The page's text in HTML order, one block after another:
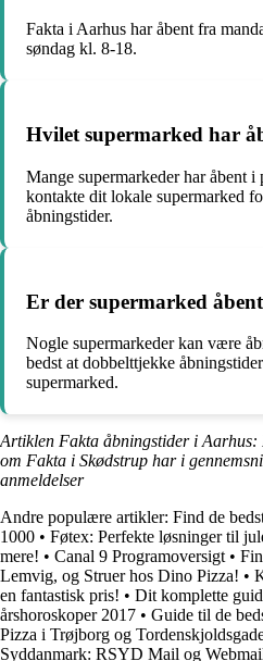
Fakta i Aarhus har åbent fra
søndag kl. 8-18.
Hvilet supermarked har
Mange supermarkeder har åbent i
kontakte dit lokale supermarked
åbningstider.
Er der supermarked
Nogle supermarkeder kan være
bedst at dobbelttjekke
supermarked.
Artiklen Fakta åbningstider i
om Fakta i Skødstrup har i
anmeldelser
Andre populære artikler: Find de
1000 • Føtex: Perfekte løsninger til
mere! • Canal 9 Programoversigt •
Lemvig, og Struer hos Dino Pizza! •
en fantastisk pris! • Dit komplette
årshoroskoper 2017 • Guide til de
Pizza i Trøjborg og
Syddanmark: RSYD Mail og